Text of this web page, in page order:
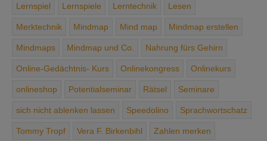
Lernspiel Lernspiele Lerntechnik Lesen
Merktechnik Mindmap Mind map Mindmap erstellen
Mindmaps Mindmap und Co. Nahrung ­fürs ­Gehirn
Online-Gedächtnis- Kurs Onlinekongress Onlinekurs
onlineshop Potentialseminar Rätsel Seminare
sich ­nicht ­ablenken ­lassen Speedolino Sprachwortschatz
Tommy Tropf Vera F. Birkenbihl Zahlen merken